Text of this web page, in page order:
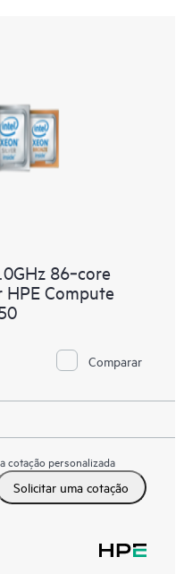
86‑core
HPE Compute
Comparar
cotação personalizada
Solicitar uma cotação